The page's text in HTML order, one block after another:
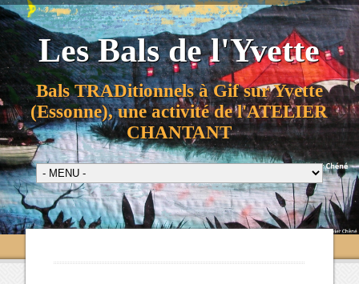
Les Bals de l'Yvette
Bals TRADitionnels à Gif sur Yvette
(Essonne), une activité de l'ATELIER
CHANTANT